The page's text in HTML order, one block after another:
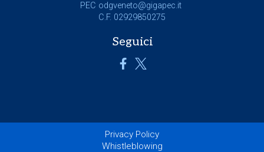
PEC odgveneto@gigapec.it
C.F. 02929850275
Seguici
Privacy Policy
Whistleblowing